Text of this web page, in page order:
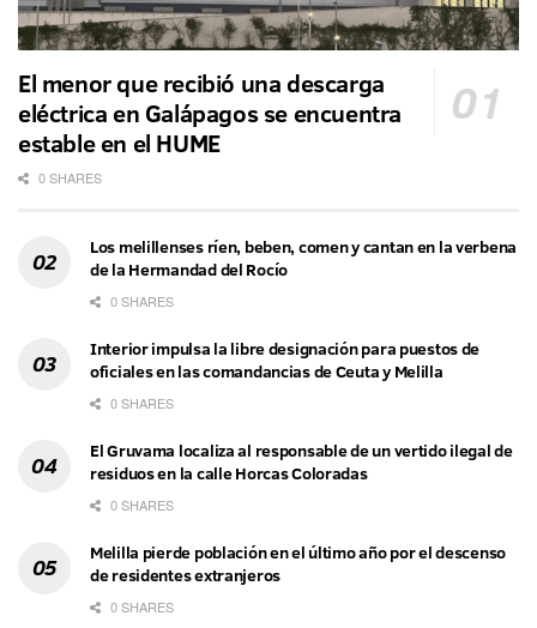
El menor que recibió una descarga
eléctrica en Galápagos se encuentra
estable en el HUME
0 SHARES
Los melillenses ríen, beben, comen y cantan en la verbena
de la Hermandad del Rocío
0 SHARES
Interior impulsa la libre designación para puestos de
oficiales en las comandancias de Ceuta y Melilla
0 SHARES
El Gruvama localiza al responsable de un vertido ilegal de
residuos en la calle Horcas Coloradas
0 SHARES
Melilla pierde población en el último año por el descenso
de residentes extranjeros
0 SHARES